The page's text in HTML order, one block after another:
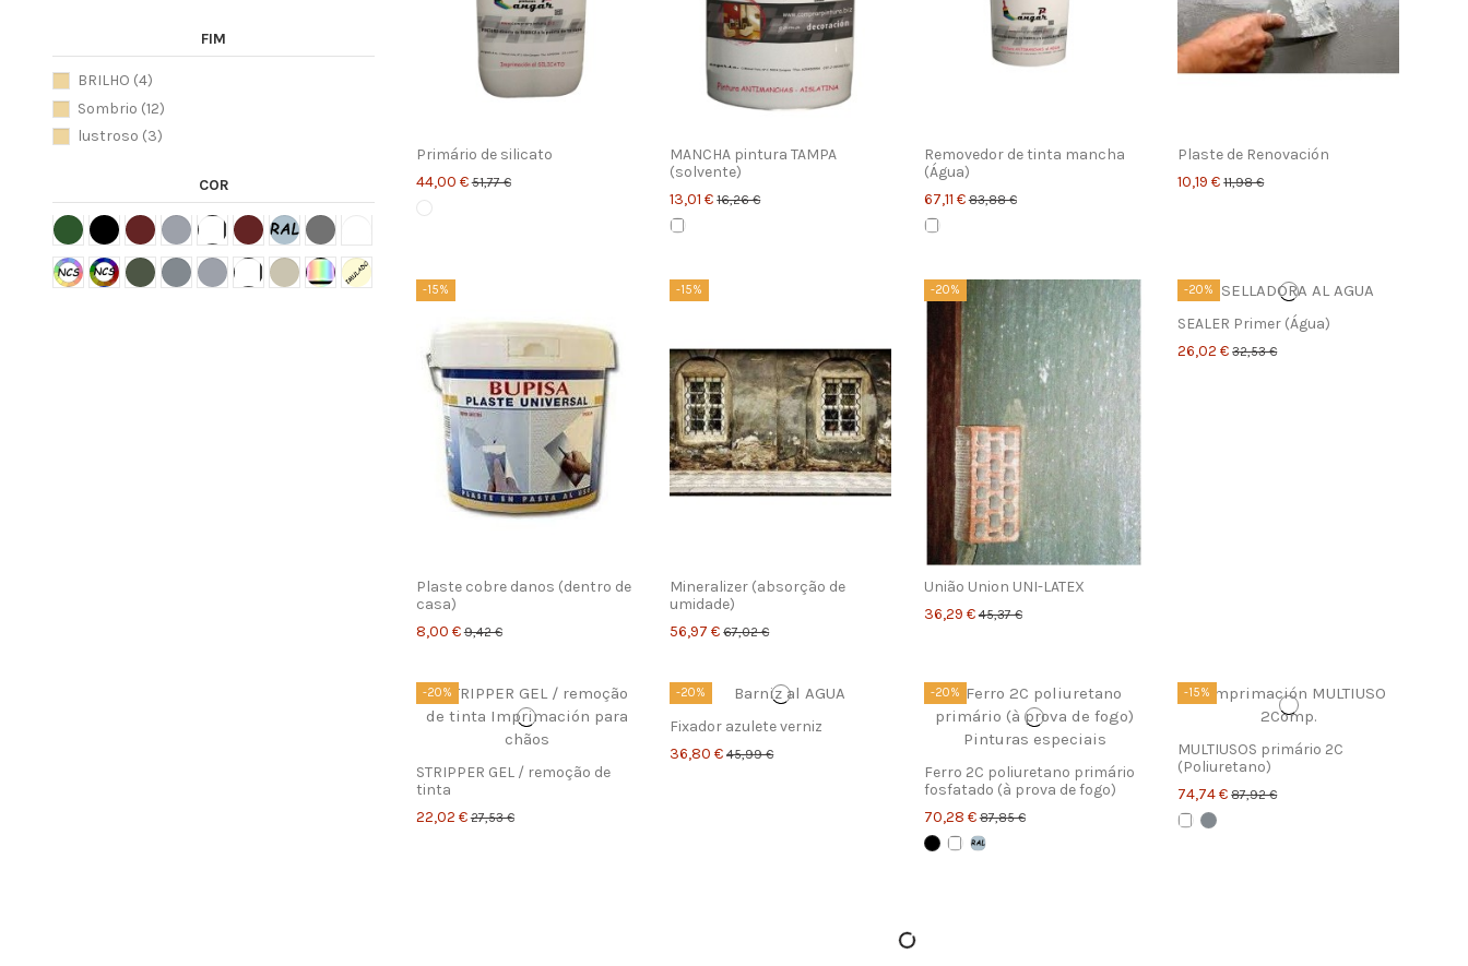
Primário de silicato
44,00 €51,77 €
MANCHA pintura TAMPA
(solvente)
13,01 €16,26 €
Removedor de tinta mancha
(Água)
67,11 €83,88 €
Plaste de Renovación
10,19 €11,98 €
-15%
Plaste cobre danos (dentro de
casa)
8,00 €9,42 €
-15%
Mineralizer (absorção de
umidade)
56,97 €67,02 €
-20%
União Union UNI-LATEX
36,29 €45,37 €
-20%
SEALER Primer (Água)
26,02 €32,53 €
-20%
STRIPPER GEL / remoção de
tinta
22,02 €27,53 €
-20%
Fixador azulete verniz
36,80 €45,99 €
-20%
Ferro 2C poliuretano primário
fosfatado (à prova de fogo)
70,28 €87,85 €
-15%
MULTIUSOS primário 2C
(Poliuretano)
74,74 €87,92 €
FIM
BRILHO (4)
Sombrio (12)
lustroso (3)
COR